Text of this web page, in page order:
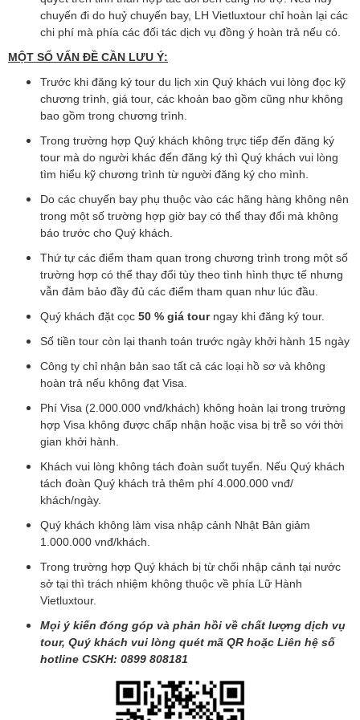
chuyến đi do huỷ chuyến bay, LH Vietluxtour chỉ hoàn lại các
chi phí mà phía các đối tác dịch vụ đồng ý hoàn trả nếu có.
MỘT SỐ VẤN ĐỀ CẦN LƯU Ý:
Trước khi đăng ký tour du lịch xin Quý khách vui lòng đọc kỹ
chương trình, giá tour, các khoản bao gồm cũng như không
bao gồm trong chương trình.
Trong trường hợp Quý khách không trực tiếp đến đăng ký
tour mà do người khác đến đăng ký thì Quý khách vui lòng
tìm hiểu kỹ chương trình từ người đăng ký cho mình.
Do các chuyến bay phụ thuộc vào các hãng hàng không nên
trong một số trường hợp giờ bay có thể thay đổi mà không
báo trước cho Quý khách.
Thứ tự các điểm tham quan trong chương trình trong một số
trường hợp có thể thay đổi tùy theo tình hình thực tế nhưng
vẫn đảm bảo đầy đủ các điểm tham quan như lúc đầu.
Quý khách đặt cọc 50 % giá tourngay khi đăng ký tour.
Số tiền tour còn lại thanh toán trước ngày khởi hành 15 ngày
Công ty chỉ nhận bản sao tất cả các loại hồ sơ và không
hoàn trả nếu không đạt Visa.
Phí Visa (2.000.000 vnđ/khách) không hoàn lại trong trường
hợp Visa không được chấp nhận hoặc visa bị trễ so với thời
gian khởi hành.
Khách vui lòng không tách đoàn suốt tuyến. Nếu Quý khách
tách đoàn Quý khách trả thêm phí 4.000.000 vnđ/
khách/ngày.
Quý khách không làm visa nhập cảnh Nhật Bản giảm
1.000.000 vnđ/khách.
Trong trường hợp Quý khách bị từ chối nhập cảnh tại nước
sở tại thì trách nhiệm không thuộc về phía Lữ Hành
Vietluxtour.
Mọi ý kiến đóng góp và phản hồi về chất lượng dịch vụ
tour, Quý khách vui lòng quét mã QR hoặc Liên hệ số
hotline CSKH: 0899 808181